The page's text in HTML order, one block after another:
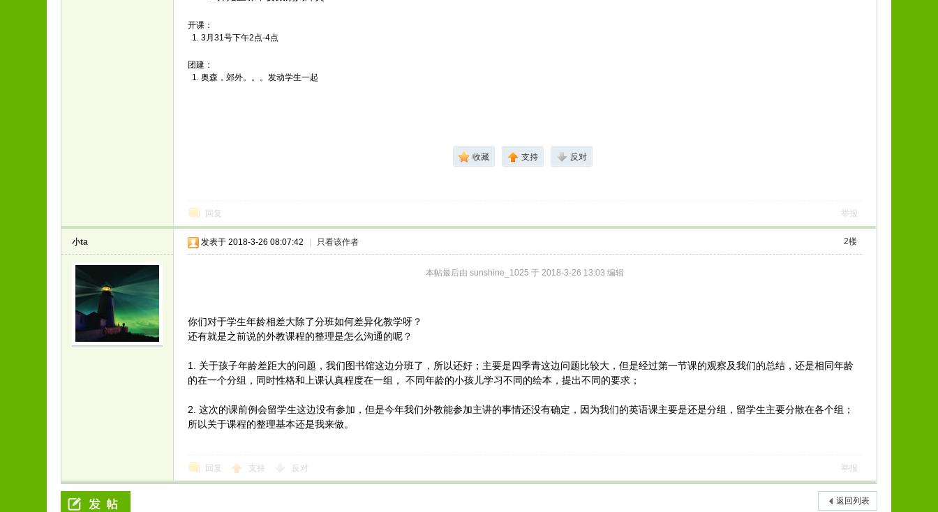
开课：
1. 3月31号下午2点-4点
团建：
1. 奥森，郊外。。。发动学生一起
收藏 支持 反对
回复 举报
小ta 2楼
发表于 2018-3-26 08:07:42 只看该作者
本帖最后由 sunshine_1025 于 2018-3-26 13:03 编辑
你们对于学生年龄相差大除了分班如何差异化教学呀？
还有就是之前说的外教课程的整理是怎么沟通的呢？
1. 关于孩子年龄差距大的问题，我们图书馆这边分班了，所以还好；主要是四季青这边问题比较大，但是经过第一节课的观察及我们的总结，还是相同年龄
的在一个分组，同时性格和上课认真程度在一组， 不同年龄的小孩儿学习不同的绘本，提出不同的要求；
2. 这次的课前例会留学生这边没有参加，但是今年我们外教能参加主讲的事情还没有确定，因为我们的英语课主要是还是分组，留学生主要分散在各个组；
所以关于课程的整理基本还是我来做。
回复 支持 反对 举报
返回列表